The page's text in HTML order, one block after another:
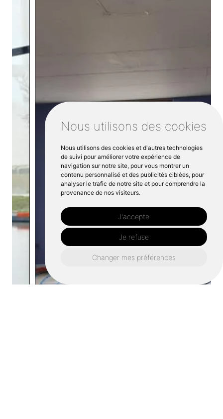
Nous utilisons des cookies
Nous utilisons des cookies et d'autres technologies
de suivi pour améliorer votre expérience de
navigation sur notre site, pour vous montrer un
contenu personnalisé et des publicités ciblées, pour
analyser le trafic de notre site et pour comprendre la
provenance de nos visiteurs.
J'accepte
Je refuse
Changer mes préférences